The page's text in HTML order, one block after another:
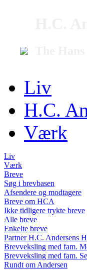
Liv
H.C.
Værk
Liv
Værk
Breve
Søg i brevbasen
Afsendere og modtagere
Breve om HCA
Ikke tidligere trykte breve
Alle breve
Enkelte breve
Partner H.C. Andersens
Brevveksling med fam.
Brevveksling med fam.
Rundt om Andersen